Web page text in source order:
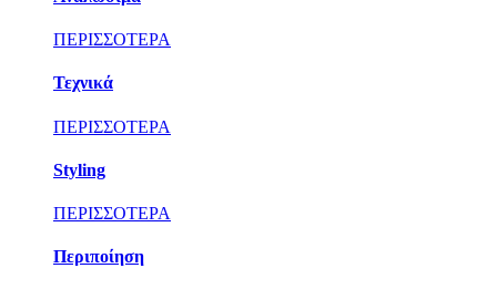
ΠΕΡΙΣΣΟΤΕΡΑ
Τεχνικά
ΠΕΡΙΣΣΟΤΕΡΑ
Styling
ΠΕΡΙΣΣΟΤΕΡΑ
Περιποίηση